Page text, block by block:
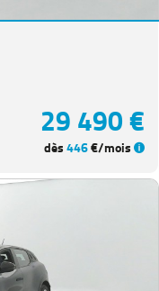
29 490 €
dès446€/mois